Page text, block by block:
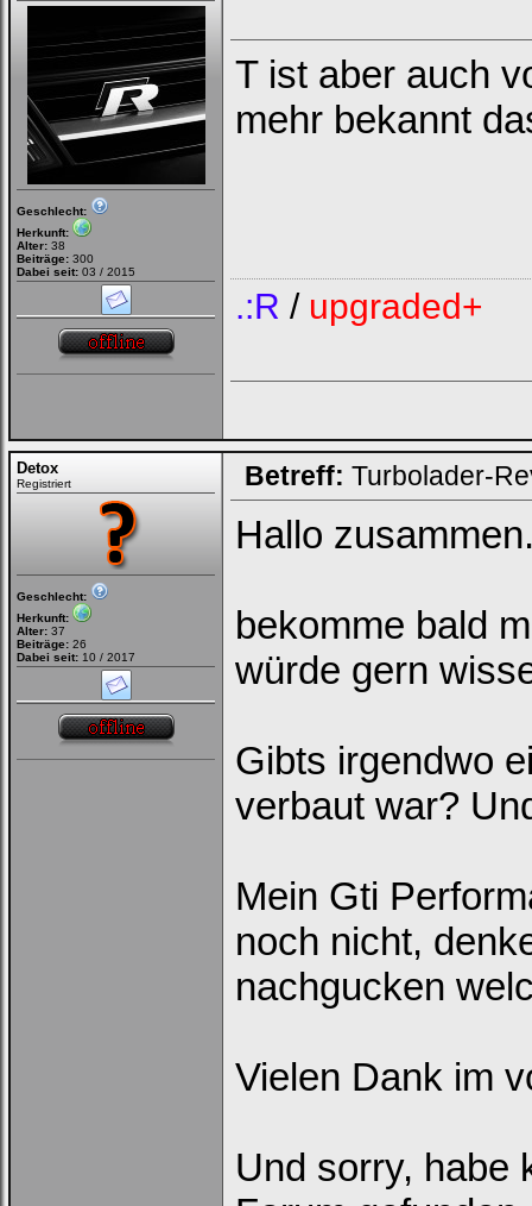
Geschlecht:
Herkunft:
Alter: 38
Beiträge: 300
Dabei seit: 03 / 2015
T ist aber auch
mehr bekannt
.:R / upgraded+
Detox
Registriert
Geschlecht:
Herkunft:
Alter: 37
Beiträge: 26
Dabei seit: 10 / 2017
Betreff: Turbolader-
Hallo
bekomme bald
würde gern
Gibts irgendwo
verbaut war?
Mein Gti
noch nicht,
nachgucken
Vielen Dank im
Und sorry, habe